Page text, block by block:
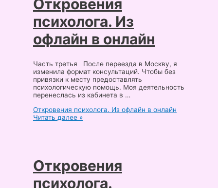
Откровения
психолога. Из
офлайн в онлайн
Часть третья После переезда в Москву, я
изменила формат консультаций. Чтобы без
привязки к месту предоставлять
психологическую помощь. Моя деятельность
перенеслась из кабинета в …
Откровения психолога. Из офлайн в онлайн
Читать далее »
Откровения
психолога.